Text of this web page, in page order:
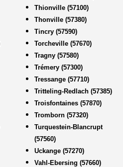
Thionville (57100)
Thonville (57380)
Tincry (57590)
Torcheville (57670)
Tragny (57580)
Trémery (57300)
Tressange (57710)
Tritteling-Redlach (57385)
Troisfontaines (57870)
Tromborn (57320)
Turquestein-Blancrupt
(57560)
Uckange (57270)
Vahl-Ebersing (57660)